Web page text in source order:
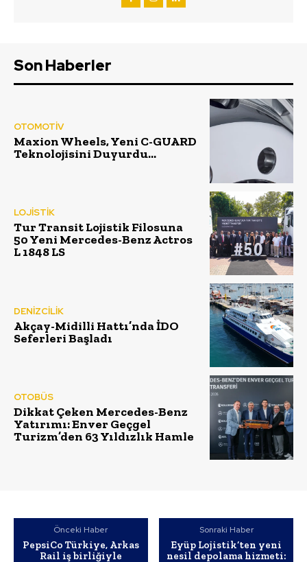
Son Haberler
OTOMOTİV
Maxion Wheels, Yeni C-GUARD
Teknolojisini Duyurdu…
LOJİSTİK
Tur Transit Lojistik Filosuna
50 Yeni Mercedes-Benz Actros
L 1848 LS
DENİZCİLİK
Akçay-Midilli Hattı’nda İDO
Seferleri Başladı
OTOBÜS
Dikkat Çeken Mercedes-Benz
Yatırımı: Enver Geçgel
Turizm’den 63 Yıldızlık Hamle
Önceki Haber
PepsiCo Türkiye, Arkas
Rail iş birliğiyle
Sonraki Haber
Eyüp Lojistik’ten yeni
nesil depolama hizmeti: